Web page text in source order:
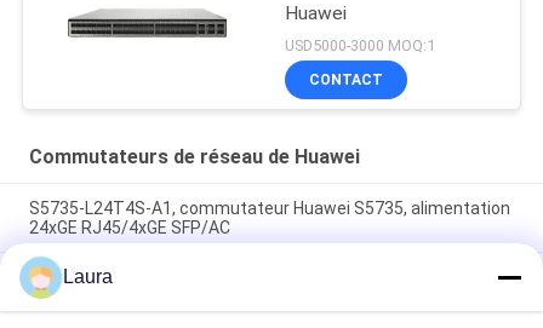
Huawei
USD5000-3000 MOQ:1
CONTACT
Commutateurs de réseau de Huawei
S5735-L24T4S-A1, commutateur Huawei S5735, alimentation
24xGE RJ45/4xGE SFP/AC
CE6863E-48S6CQ Huawei CloudEngine 6800 48*25G SFP28,
6*100G QSFP28, 2* alimentation en courant alternatif,
sortie/entrée d'air côté port
Laura